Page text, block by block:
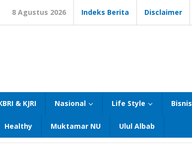
8 Agustus 2026 Indeks Berita Disclaimer
& KJRI Nasional Life Style Bisnis
Healthy Muktamar NU Ulul Albab